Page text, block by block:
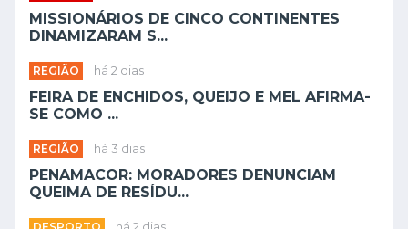
MISSIONÁRIOS DE CINCO CONTINENTES
DINAMIZARAM S...
REGIÃO há 2 dias
FEIRA DE ENCHIDOS, QUEIJO E MEL AFIRMA-
SE COMO ...
REGIÃO há 3 dias
PENAMACOR: MORADORES DENUNCIAM
QUEIMA DE RESÍDU...